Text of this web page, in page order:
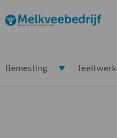
de
hoofdnavigatie
de
hoofd
de
eerste
de
voettekst
Melkveebedrijf.nl
Bemesting